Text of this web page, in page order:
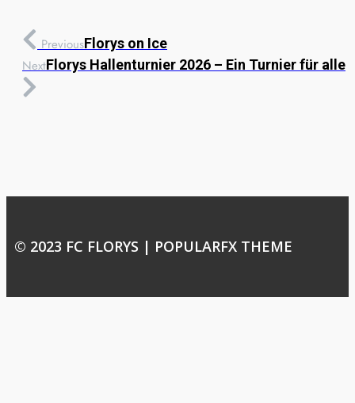
PreviousFlorys on Ice
NextFlorys Hallenturnier 2026 – Ein Turnier für alle
© 2023 FC FLORYS | POPULARFX THEME